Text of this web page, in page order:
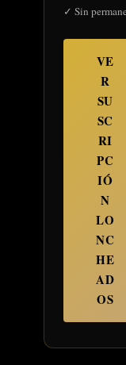
✓ Sin
VE
R
SU
SC
RI
PC
IÓ
N
LO
NC
HE
AD
OS